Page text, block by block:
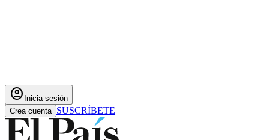
account_circle Inicia sesión
Crea cuenta SUSCRÍBETE